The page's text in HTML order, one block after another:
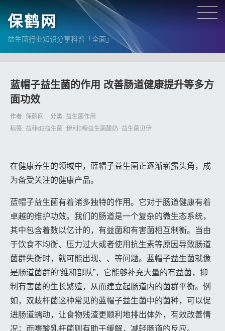
保鹤网
益生菌行业知识分享科普「全面」
蓝帽子益生菌的作用 改善肠道健康提升等多方
面功效
作者: 保鹤网 分类: 益生菌作用
标签: 益菲d3益生菌 伊利0糖益生菌酸奶 益生菌贝伊
在健康养生的领域中，蓝帽子益生菌正逐渐崭露头角，成
为备受关注的健康产品。
蓝帽子益生菌有着诸多独特的作用。它对于肠道健康有着
卓越的维护功效。我们的肠道是一个复杂的微生态系统，
其中包含着数以亿计的，有益菌和有害菌相互制衡。当由
于饮食不均衡、压力过大或者使用抗生素等原因导致肠道
菌群失衡时，就可能出现、、等问题。蓝帽子益生菌就像
是肠道菌群的“维和部队”，它能够补充大量的有益菌，抑
制有害菌的生长繁殖，从而建立起肠道内的菌群平衡。例
如，双歧杆菌这种常见的蓝帽子益生菌中的菌种，可以促
进肠道蠕动，让食物残渣更顺利地排出体外，有效改善情
况；而嗜酸乳杆菌则有助于缓解，减轻肠道的反应。